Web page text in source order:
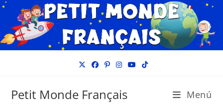
Petit Monde Français Menú